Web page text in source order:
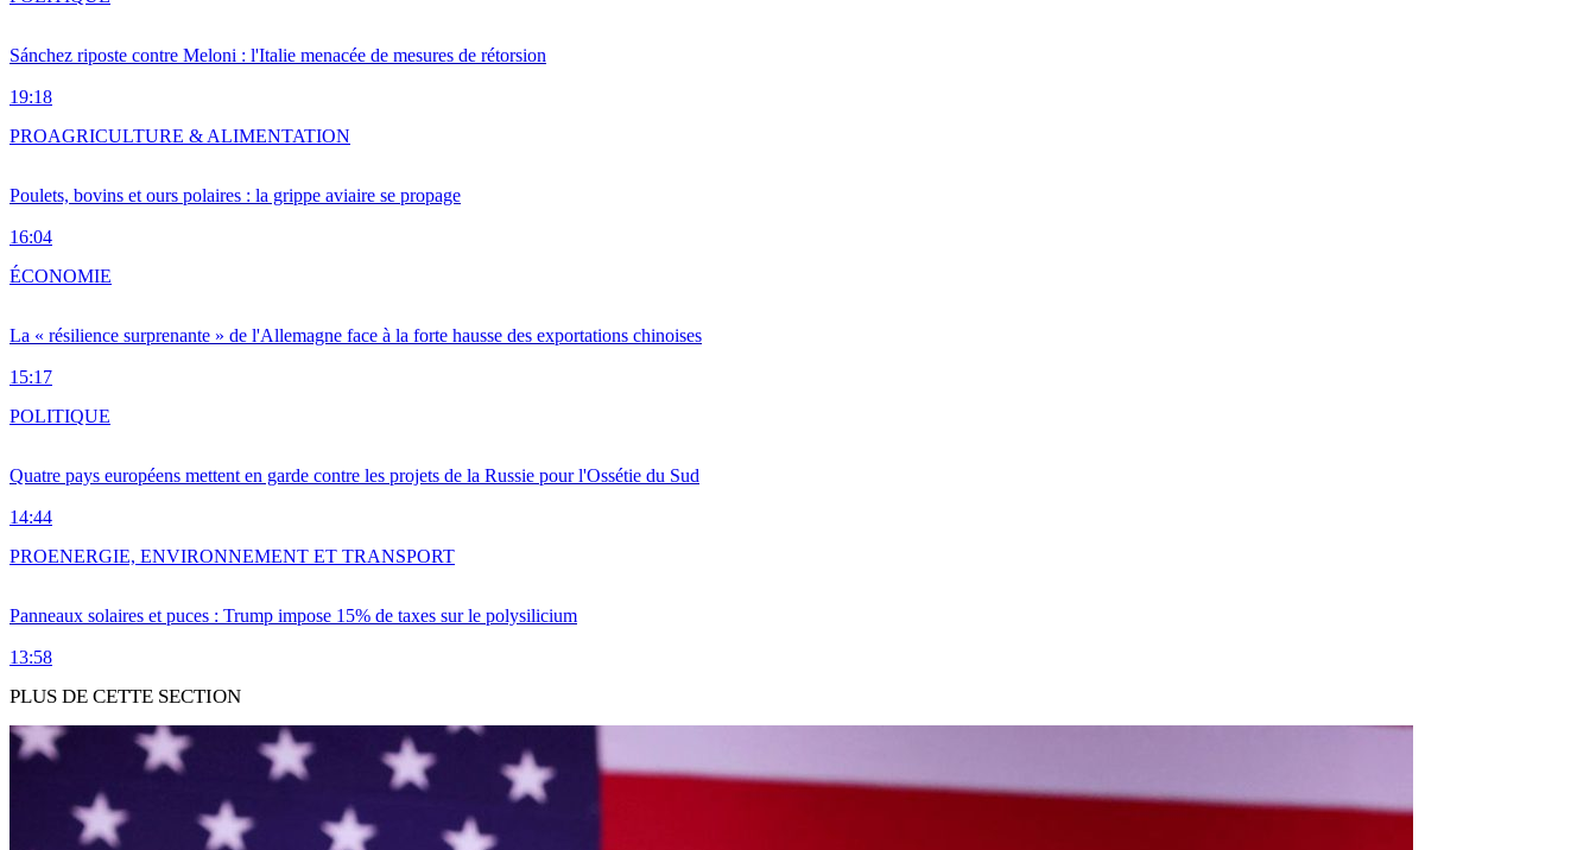
Sánchez riposte contre Meloni : l'Italie menacée de mesures de rétorsion
19:18
Poulets, bovins et ours polaires : la grippe aviaire se propage
16:04
PROAGRICULTURE & ALIMENTATION
La « résilience surprenante » de l'Allemagne face à la forte hausse des exportations chinoises
15:17
ÉCONOMIE
Quatre pays européens mettent en garde contre les projets de la Russie pour l'Ossétie du Sud
14:44
POLITIQUE
Panneaux solaires et puces : Trump impose 15% de taxes sur le polysilicium
13:58
PROENERGIE, ENVIRONNEMENT ET TRANSPORT
PLUS DE CETTE SECTION